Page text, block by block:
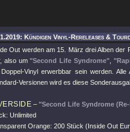
Kündigen Vinyl-Rereleases &
Out werden am 15. März drei Alben der
also um"Second Life Syndrome"
Vinyl erwerbbar sein werden.
Versionen wird es diese
–"Second Life Syndrome
Unlimited
Orange: 200 Stück (Inside Out